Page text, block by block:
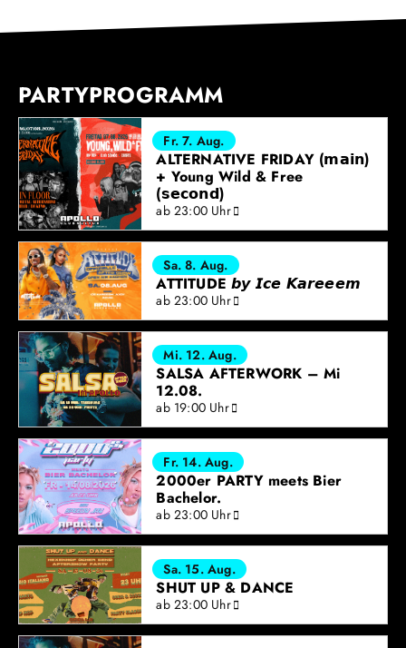
PARTYPROGRAMM
Fr. 7. Aug.
ALTERNATIVE FRIDAY (𝗺𝗮𝗶𝗻)
+ Young Wild & Free
(𝘀𝗲𝗰𝗼𝗻𝗱)
ab 23:00 Uhr
Sa. 8. Aug.
ATTITUDE 𝙗𝙮 𝙄𝙘𝙚 𝙆𝙖𝙧𝙚𝙚𝙚𝙢
ab 23:00 Uhr
Mi. 12. Aug.
SALSA AFTERWORK – Mi
12.08.
ab 19:00 Uhr
Fr. 14. Aug.
2000er PARTY meets Bier
Bachelor.
ab 23:00 Uhr
Sa. 15. Aug.
SHUT UP & DANCE
ab 23:00 Uhr